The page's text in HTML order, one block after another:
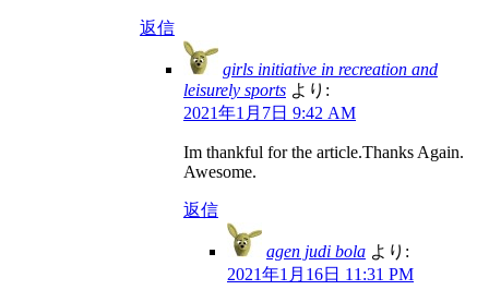
返信
girls initiative in recreation and
leisurely sports より:
2021年1月7日 9:42 AM
Im thankful for the article.Thanks Again.
Awesome.
返信
agen judi bola より:
2021年1月16日 11:31 PM